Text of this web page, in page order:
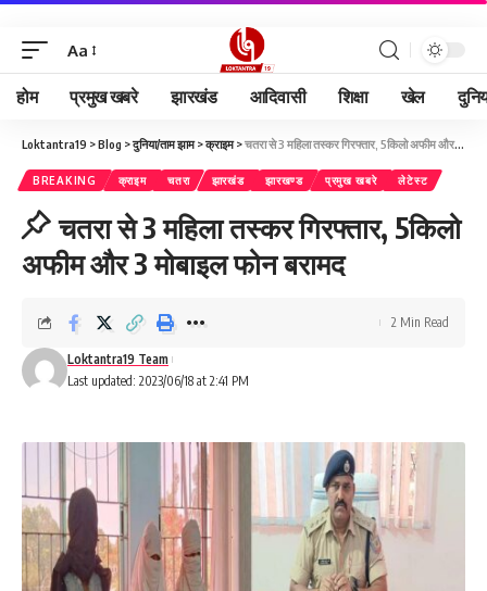
Aa
होम प्रमुख खबरे झारखंड आदिवासी शिक्षा खेल
Loktantra19 >Blog >दुनिया/ताम झाम>क्राइम>चतरा से 3 महिला तस्कर गिरफ्तार, 5किलो अफीम और 3 मोबाइल फोन बरामद
BREAKING क्राइम चतरा झारखंड झारखण्ड प्रमुख खबरे लेटेस्ट
चतरा से 3 महिला तस्कर गिरफ्तार, 5किलो
अफीम और 3 मोबाइल फोन बरामद
Last updated: 2023/06/18 at 2:41 PM
Loktantra19 Team
2 Min Read